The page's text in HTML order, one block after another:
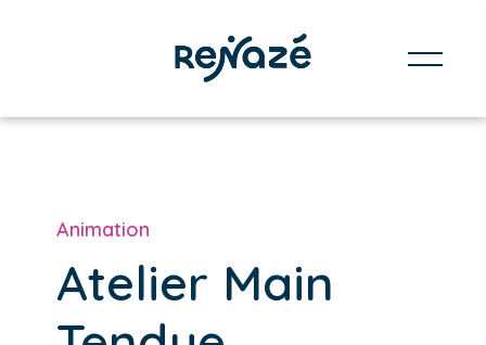
Animation
Atelier Main